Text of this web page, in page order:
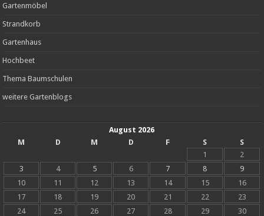
Gartenmöbel
Strandkorb
Gartenhaus
Hochbeet
Thema Baumschulen
weitere Gartenblogs
August 2026
M
D M D F S
S
1
2
3
4 5 6 7 8
9
10
11 12 13 14 15
16
17
18 19 20 21 22
23
24
25 26 27 28 29
30